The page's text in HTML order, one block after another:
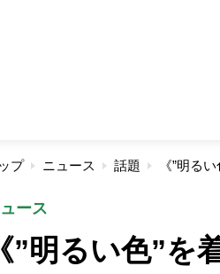
プ ニュース 話題
ース
《”明るい色”